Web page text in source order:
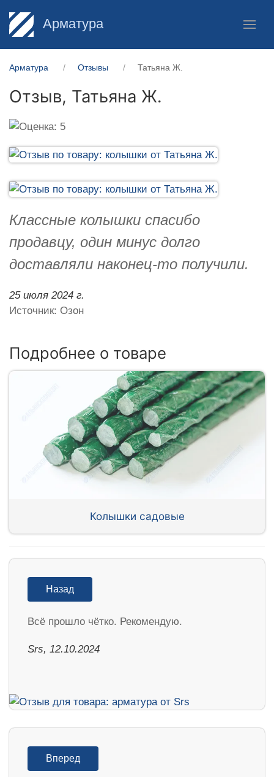
Арматура
Арматура Отзывы Татьяна Ж.
Отзыв, Татьяна Ж.
Классные колышки спасибо
продавцу, один минус долго
доставляли наконец-то получили.
25 июля 2024 г.
Источник: Озон
Подробнее о товаре
Колышки садовые
Назад
Всё прошло чётко. Рекомендую.
Srs, 12.10.2024
Вперед